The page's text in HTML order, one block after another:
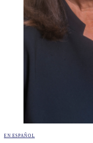
POSTED
EN ESPAÑOL